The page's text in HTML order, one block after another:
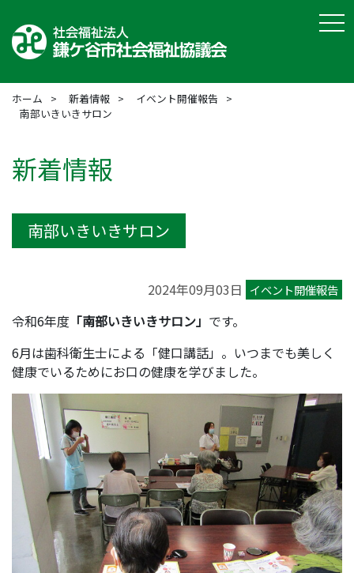
ホーム 新着情報
イベント開催報告
南部いきいきサロン
新着情報
南部いきいきサロン
2024年09月03日 イベント開催報告
令和6年度 「南部いきいきサロン」 です。
6月は歯科衛生士による「健口講話」。いつまでも美しく
健康でいるためにお口の健康を学びました。